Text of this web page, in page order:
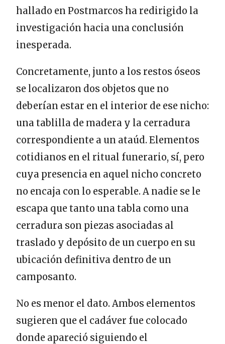
hallado en Postmarcos ha redirigido la
investigación hacia una conclusión
inesperada.
Concretamente, junto a los restos óseos
se localizaron dos objetos que no
deberían estar en el interior de ese nicho:
una tablilla de madera y la cerradura
correspondiente a un ataúd. Elementos
cotidianos en el ritual funerario, sí, pero
cuya presencia en aquel nicho concreto
no encaja con lo esperable. A nadie se le
escapa que tanto una tabla como una
cerradura son piezas asociadas al
traslado y depósito de un cuerpo en su
ubicación definitiva dentro de un
camposanto.
No es menor el dato. Ambos elementos
sugieren que el cadáver fue colocado
donde apareció siguiendo el